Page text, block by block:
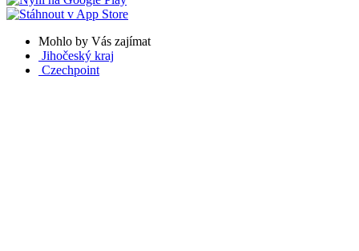
Mohlo by Vás zajímat
Jihočeský kraj
Czechpoint